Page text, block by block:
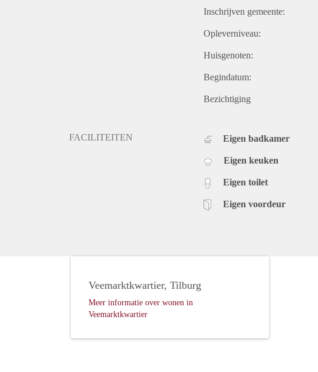
Inschrijven gemeente:
Opleverniveau:
Huisgenoten:
Begindatum:
Bezichtiging
FACILITEITEN Eigen badkamer
Eigen keuken
Eigen toilet
Eigen voordeur
Veemarktkwartier, Tilburg
Meer informatie over wonen in
Veemarktkwartier